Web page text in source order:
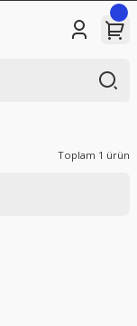
Toplam 1 ürün